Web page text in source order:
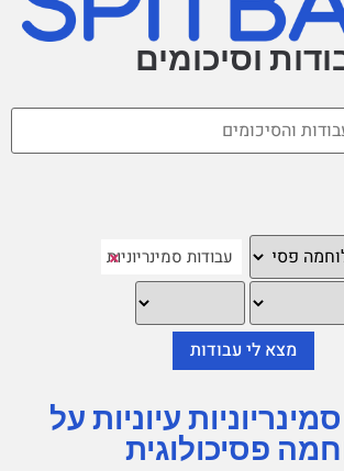
וסיכומים
×
עיוניות על
פסיכולוגית